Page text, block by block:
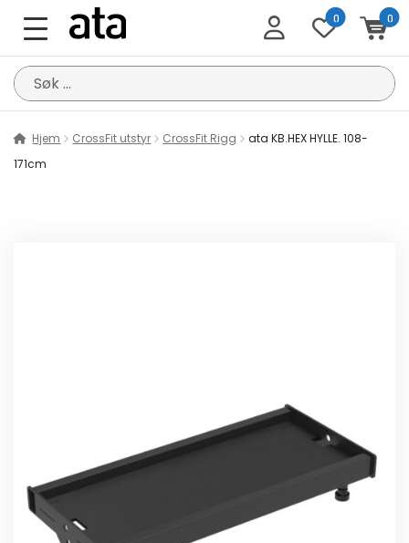
0 0
Søk
etter:
Hjem CrossFit utstyr CrossFit Rigg
ata KB.HEX HYLLE. 108-
171cm